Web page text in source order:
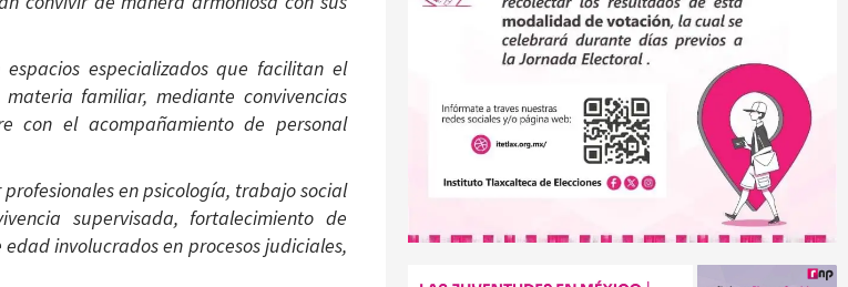
especializados que facilitan el
familiar, mediante convivencias
con el acompañamiento de personal
en psicología, trabajo social
supervisada, fortalecimiento de
involucrados en procesos judiciales,